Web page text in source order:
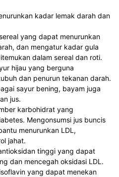
kadar lemak darah dan
yang dapat menurunkan
dan mengatur kadar gula
dalam sereal dan roti.
hijau yang berguna
dan penurun tekanan darah.
sayur bening, bayam juga
jus.
karbohidrat yang
Mengonsumsi jus buncis
menurunkan LDL,
jahat.
tinggi yang dapat
dan mencegah oksidasi LDL.
yang dapat menekan